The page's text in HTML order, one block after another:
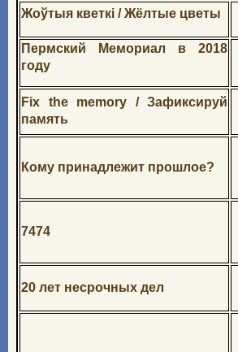
Жоўтыя кветкі / Жёлтые цветы
Пермский Мемориал в 2018
году
Fix the memory / Зафиксируй
память
Кому принадлежит прошлое?
7474
20 лет несрочных дел